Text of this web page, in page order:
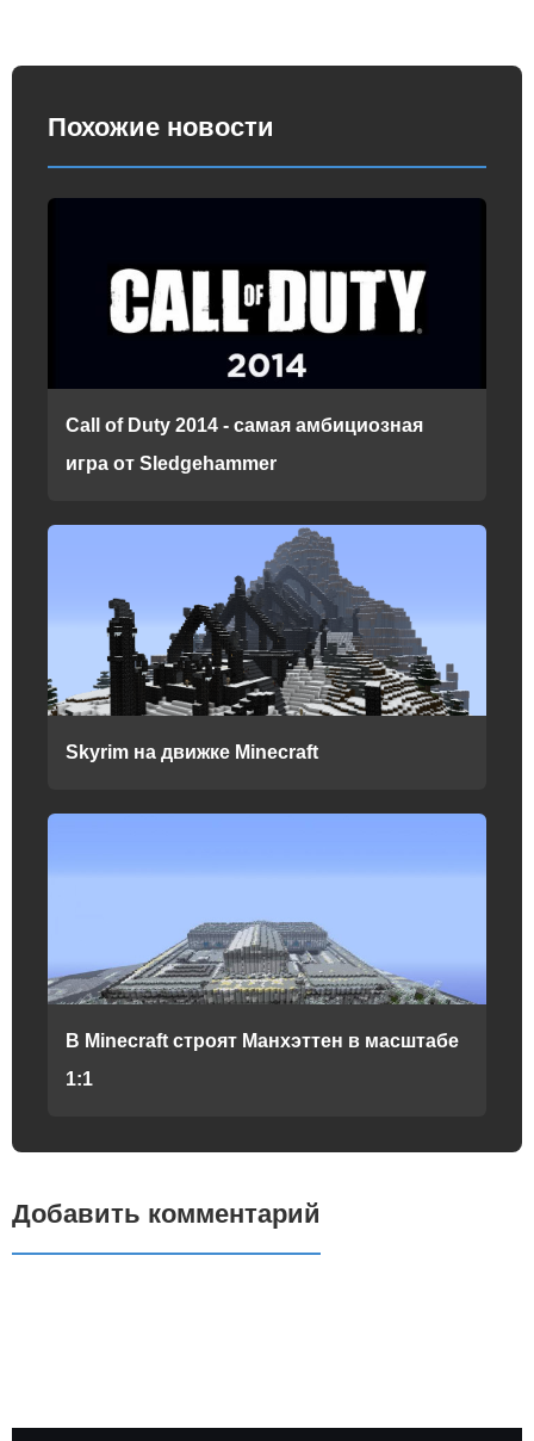
Похожие новости
Call of Duty 2014 - самая амбициозная
игра от Sledgehammer
Skyrim на движке Minecraft
В Minecraft строят Манхэттен в масштабе
1:1
Добавить комментарий